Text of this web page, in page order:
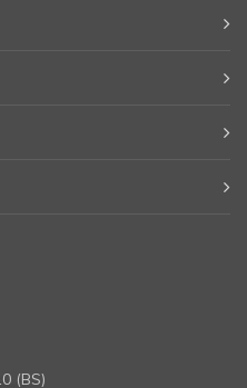
(BS)